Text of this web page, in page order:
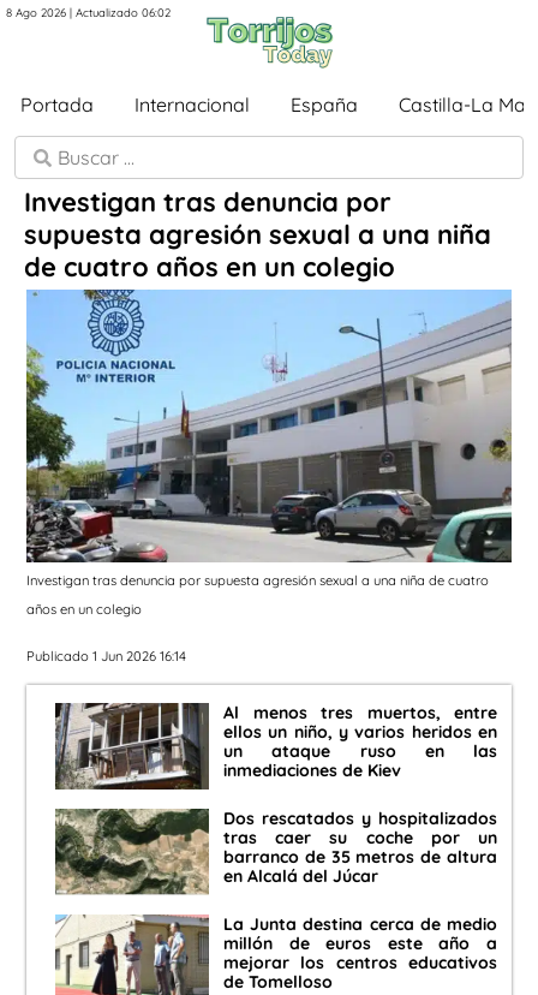
8 Ago 2026 | Actualizado 06:02
Portada Internacional España Castilla-La
Investigan tras denuncia por
supuesta agresión sexual a una niña
de cuatro años en un colegio
Investigan tras denuncia por supuesta agresión sexual a una niña de cuatro
años en un colegio
Publicado 1 Jun 2026 16:14
Al menos tres muertos, entre
ellos un niño, y varios heridos en
un ataque ruso en las
inmediaciones de Kiev
Dos rescatados y hospitalizados
tras caer su coche por un
barranco de 35 metros de altura
en Alcalá del Júcar
La Junta destina cerca de medio
millón de euros este año a
mejorar los centros educativos
de Tomelloso